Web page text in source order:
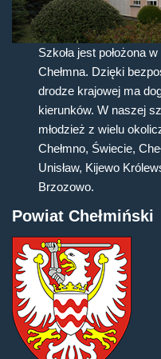
Szkoła jest położona
Chełmna. Dzięki
drodze krajowej ma
kierunków. W naszej
młodzież z wielu
Chełmno, Świecie,
Unisław, Kijewo
Brzozowo.
Powiat Chełmiński